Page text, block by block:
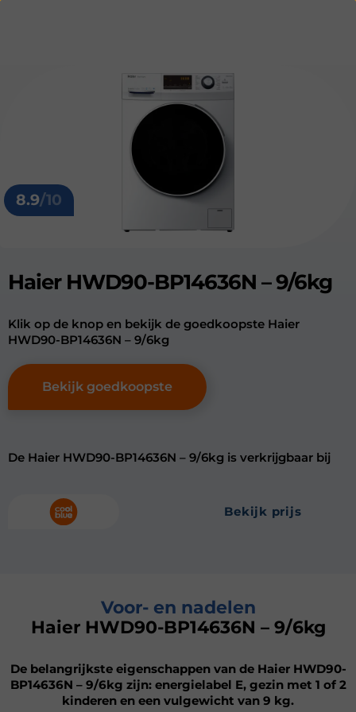
8.9/10
Haier HWD90-BP14636N – 9/6kg
Klik op de knop en bekijk de goedkoopste Haier
HWD90-BP14636N – 9/6kg
Bekijk goedkoopste
De Haier HWD90-BP14636N – 9/6kg is verkrijgbaar bij
bekijk prijs
Voor- en nadelen
Haier HWD90-BP14636N – 9/6kg
De belangrijkste eigenschappen van de Haier HWD90-
BP14636N – 9/6kg zijn: energielabel E, gezin met 1 of 2
kinderen en een vulgewicht van 9 kg.